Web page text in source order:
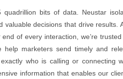
bits of data. Neustar
valuable decisions that drive results.
of every interaction, we’re
marketers send timely and
who is calling or connecting
information that enables our